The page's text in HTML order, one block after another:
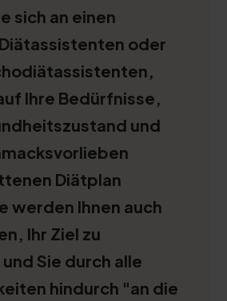
sich an einen
oder
Ihre Bedürfnisse,
und
Diätplan
werden Ihnen auch
Ihr Ziel zu
Sie durch alle
hindurch "an die